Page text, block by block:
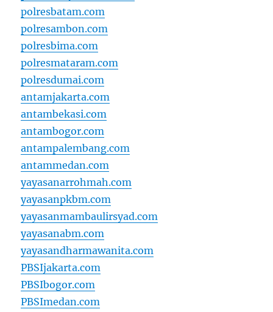
polresbatam.com
polresambon.com
polresbima.com
polresmataram.com
polresdumai.com
antamjakarta.com
antambekasi.com
antambogor.com
antampalembang.com
antammedan.com
yayasanarrohmah.com
yayasanpkbm.com
yayasanmambaulirsyad.com
yayasanabm.com
yayasandharmawanita.com
PBSIjakarta.com
PBSIbogor.com
PBSImedan.com